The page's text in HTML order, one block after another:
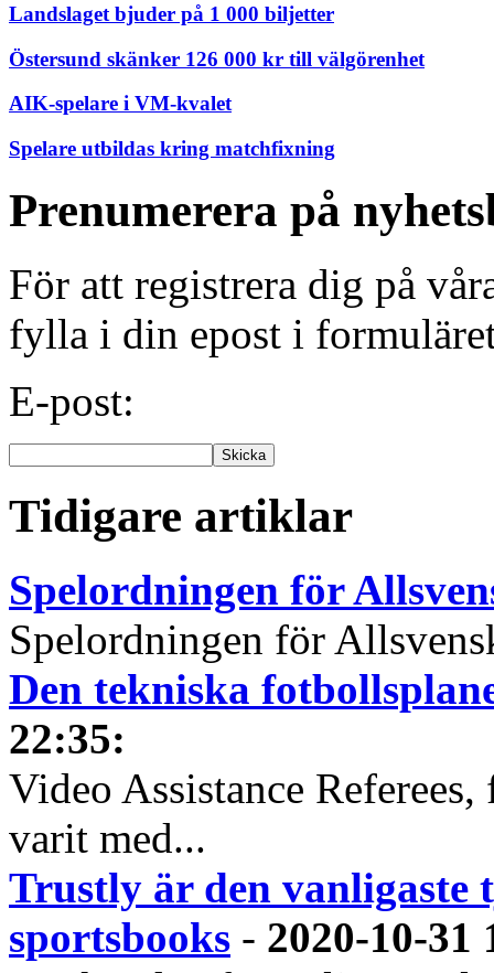
Landslaget bjuder på 1 000 biljetter
Östersund skänker 126 000 kr till välgörenhet
AIK-spelare i VM-kvalet
Spelare utbildas kring matchfixning
Prenumerera på
För att registrera dig på
fylla i din epost i
E-post:
Tidigare artiklar
Spelordningen för
Spelordningen för
Den tekniska
22:35:
Video Assistance
varit med...
Trustly är den vanligaste
sportsbooks - 2020-10-31